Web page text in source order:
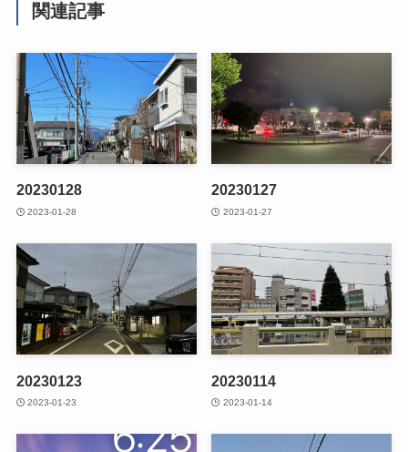
関連記事
20230128
2023-01-28
20230127
2023-01-27
20230123
2023-01-23
20230114
2023-01-14